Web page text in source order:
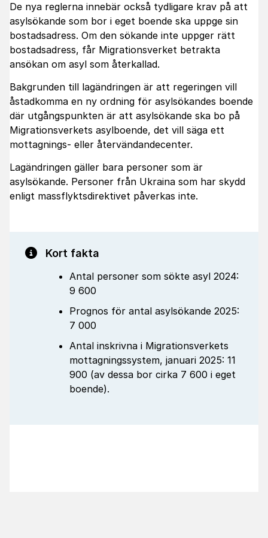
De nya reglerna innebär också tydligare krav på att
asylsökande som bor i eget boende ska uppge sin
bostadsadress. Om den sökande inte uppger rätt
bostadsadress, får Migrationsverket betrakta
ansökan om asyl som återkallad.
Bakgrunden till lagändringen är att regeringen vill
åstadkomma en ny ordning för asylsökandes boende
där utgångspunkten är att asylsökande ska bo på
Migrationsverkets asylboende, det vill säga ett
mottagnings- eller återvändandecenter.
Lagändringen gäller bara personer som är
asylsökande. Personer från Ukraina som har skydd
enligt massflyktsdirektivet påverkas inte.
Kort fakta
Antal personer som sökte asyl 2024:
9 600
Prognos för antal asylsökande 2025:
7 000
Antal inskrivna i Migrationsverkets
mottagningssystem, januari 2025: 11
900 (av dessa bor cirka 7 600 i eget
boende).